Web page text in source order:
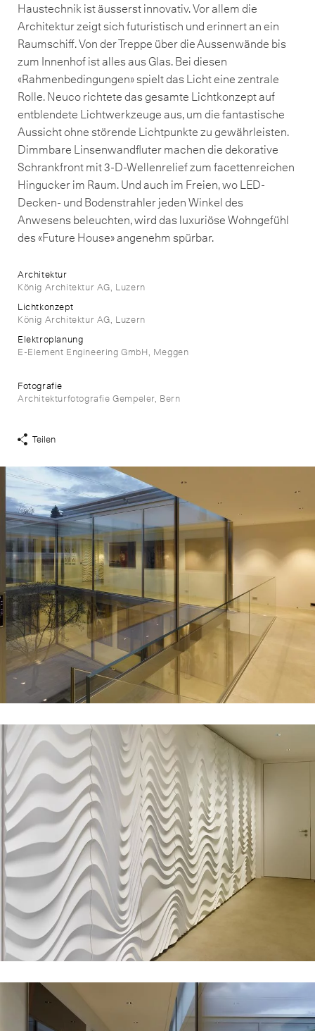
Haustechnik ist äusserst innovativ. Vor allem die
Architektur zeigt sich futuristisch und erinnert an ein
Raumschiff. Von der Treppe über die Aussenwände bis
zum Innenhof ist alles aus Glas. Bei diesen
«Rahmenbedingungen» spielt das Licht eine zentrale
Rolle. Neuco richtete das gesamte Lichtkonzept auf
entblendete Lichtwerkzeuge aus, um die fantastische
Aussicht ohne störende Lichtpunkte zu gewährleisten.
Dimmbare Linsenwandfluter machen die dekorative
Schrankfront mit 3-D-Wellenrelief zum facettenreichen
Hingucker im Raum. Und auch im Freien, wo LED-
Decken- und Bodenstrahler jeden Winkel des
Anwesens beleuchten, wird das luxuriöse Wohngefühl
des «Future House» angenehm spürbar.
Architektur
König Architektur AG, Luzern
Lichtkonzept
König Architektur AG, Luzern
Elektroplanung
E-Element Engineering GmbH, Meggen
Fotografie
Architekturfotografie Gempeler, Bern
Teilen
Links
anzeigen